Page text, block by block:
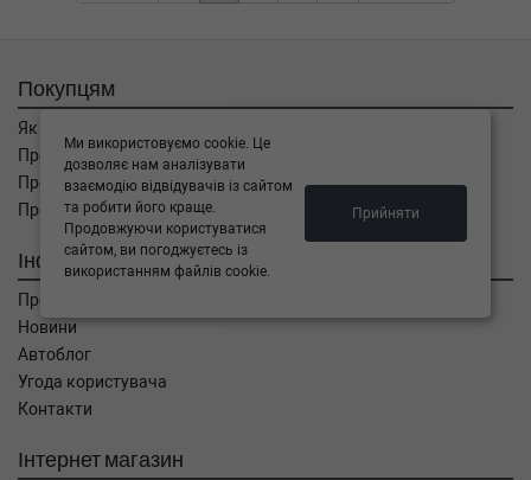
Покупцям
Як замовити
Про оплату
Про доставку
Про повернення
Інформація
Про компанію
Новини
Автоблог
Угода користувача
Контакти
Інтернет магазин
Ми використовуємо cookie. Це
дозволяє нам аналізувати
взаємодію відвідувачів із сайтом
та робити його краще.
Продовжуючи користуватися
сайтом, ви погоджуєтесь із
використанням файлів cookie.
Прийняти